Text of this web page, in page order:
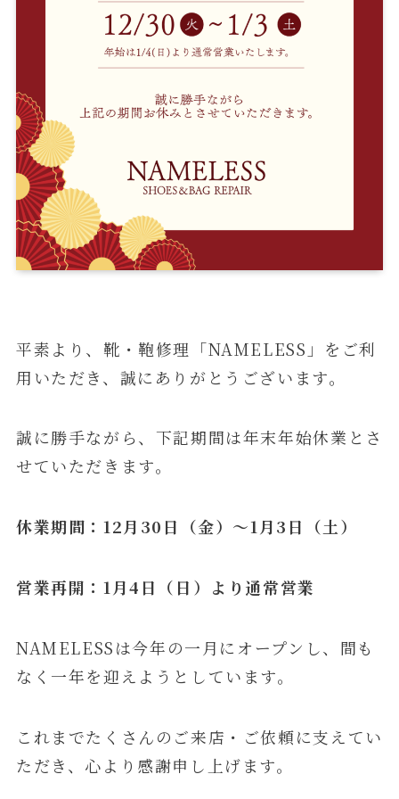
平素より、靴・鞄修理「NAMELESS」をご利
用いただき、誠にありがとうございます。
誠に勝手ながら、下記期間は年末年始休業とさ
せていただきます。
休業期間：12月30日（金）〜1月3日（土）
営業再開：1月4日（日）より通常営業
NAMELESSは今年の一月にオープンし、間も
なく一年を迎えようとしています。
これまでたくさんのご来店・ご依頼に支えてい
ただき、心より感謝申し上げます。